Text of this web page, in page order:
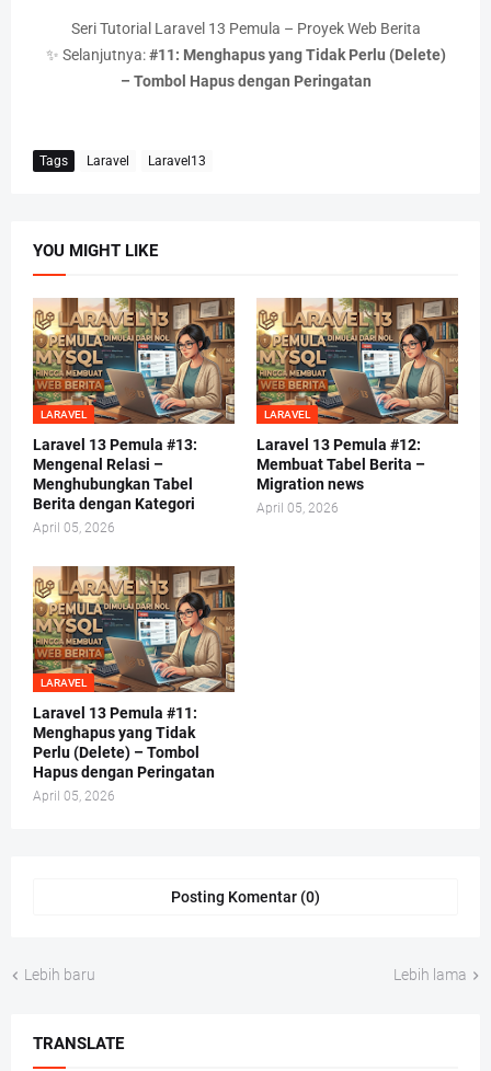
Seri Tutorial Laravel 13 Pemula – Proyek Web Berita
✨ Selanjutnya:#11: Menghapus yang Tidak Perlu (Delete)
– Tombol Hapus dengan Peringatan
Tags Laravel Laravel13
YOU MIGHT LIKE
LARAVEL
Laravel 13 Pemula #13:
Mengenal Relasi –
Menghubungkan Tabel
Berita dengan Kategori
April 05, 2026
LARAVEL
Laravel 13 Pemula #12:
Membuat Tabel Berita –
Migration news
April 05, 2026
LARAVEL
Laravel 13 Pemula #11:
Menghapus yang Tidak
Perlu (Delete) – Tombol
Hapus dengan Peringatan
April 05, 2026
Posting Komentar (0)
Lebih baru Lebih lama
TRANSLATE